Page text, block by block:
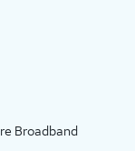
Broadband